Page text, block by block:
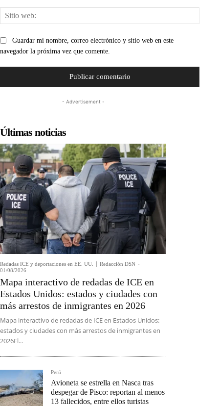
web:
Guardar mi nombre, correo electrónico y sitio web en este
navegador la próxima vez que comente.
- Advertisement -
Últimas noticias
Redadas ICE y deportaciones en EE. UU. Redacción DSN -
01/08/2026
Mapa interactivo de redadas de ICE en
Estados Unidos: estados y ciudades con
más arrestos de inmigrantes en 2026
Mapa interactivo de redadas de ICE en Estados Unidos:
estados y ciudades con más arrestos de inmigrantes en
2026El...
Perú
Avioneta se estrella en Nasca tras
despegar de Pisco: reportan al menos
13 fallecidos, entre ellos turistas